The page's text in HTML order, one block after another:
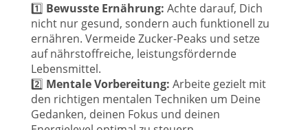
1️⃣ Bewusste Ernährung: Achte darauf, Dich
nicht nur gesund, sondern auch funktionell zu
ernähren. Vermeide Zucker-Peaks und setze
auf nährstoffreiche, leistungsfördernde
Lebensmittel.
2️⃣ Mentale Vorbereitung: Arbeite gezielt mit
den richtigen mentalen Techniken um Deine
Gedanken, deinen Fokus und deinen